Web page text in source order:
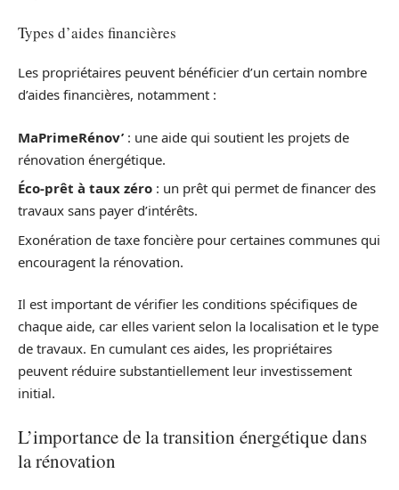
Types d’aides financières
Les propriétaires peuvent bénéficier d’un certain nombre
d’aides financières, notamment :
MaPrimeRénov’ : une aide qui soutient les projets de
rénovation énergétique.
Éco-prêt à taux zéro : un prêt qui permet de financer des
travaux sans payer d’intérêts.
Exonération de taxe foncière pour certaines communes qui
encouragent la rénovation.
Il est important de vérifier les conditions spécifiques de
chaque aide, car elles varient selon la localisation et le type
de travaux. En cumulant ces aides, les propriétaires
peuvent réduire substantiellement leur investissement
initial.
L’importance de la transition énergétique dans
la rénovation